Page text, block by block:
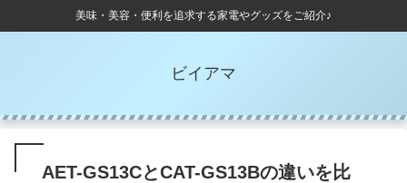
美味・美容・便利を追求する家電やグッズをご紹介♪
ビイアマ
AET-GS13CとCAT-GS13Bの違いを比